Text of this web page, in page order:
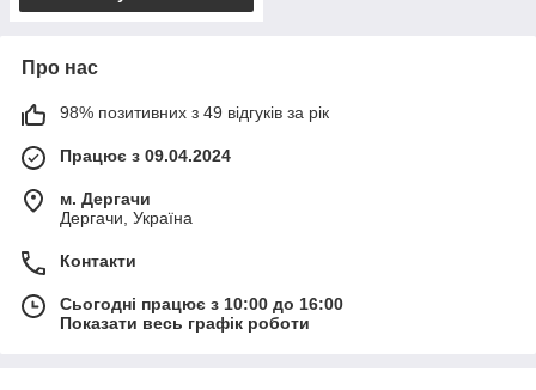
Про нас
98% позитивних з 49 відгуків за рік
Працює з 09.04.2024
м. Дергачи
Дергачи, Україна
Контакти
Сьогодні працює з 10:00 до 16:00
Показати весь графік роботи